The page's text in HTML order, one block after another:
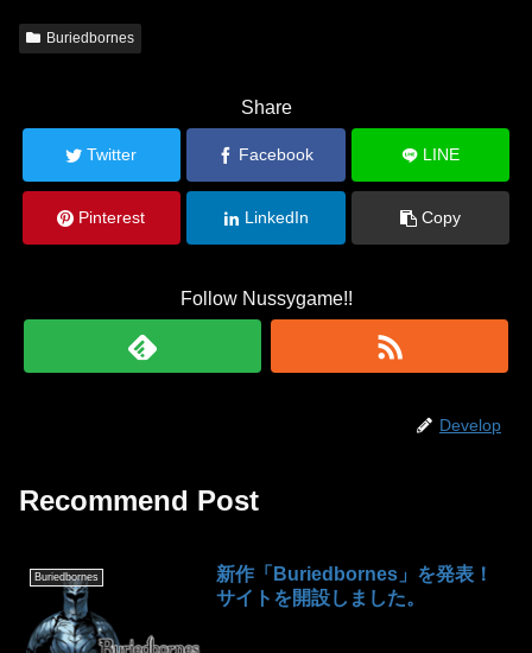
Buriedbornes
Share
Twitter Facebook LINE
Pinterest LinkedIn Copy
Follow Nussygame!!
Develop
Recommend Post
Buriedbornes
新作「Buriedbornes」を発表！
サイトを開設しました。